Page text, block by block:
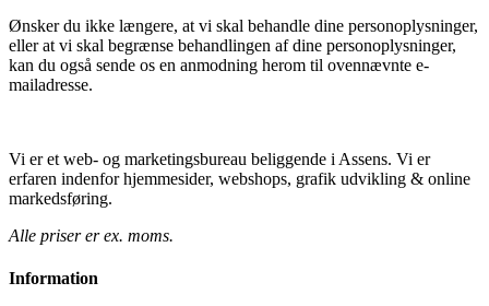
Ønsker du ikke længere, at vi skal behandle dine personoplysninger,
eller at vi skal begrænse behandlingen af dine personoplysninger,
kan du også sende os en anmodning herom til ovennævnte e-
mailadresse.
Vi er et web- og marketingsbureau beliggende i Assens. Vi er
erfaren indenfor hjemmesider, webshops, grafik udvikling & online
markedsføring.
Alle priser er ex. moms.
Information